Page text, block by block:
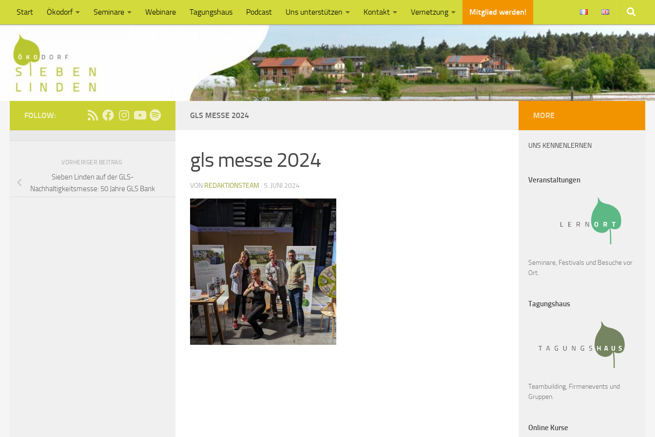
Unter dem Inhalt
Start Ökodorf Seminare Webinare Tagungshaus Podcast Uns unterstützen Kontakt Vernetzung Mitglied werden!
GLS MESSE 2024
gls messe 2024
VON REDAKTIONSTEAM · 5. JUNI 2024
FOLLOW:
VORHERIGER BEITRAG
Sieben Linden auf der GLS-
Nachhaltigkeitsmesse: 50 Jahre GLS Bank
MORE
UNS KENNENLERNEN
Veranstaltungen
Seminare, Festivals und Besuche vor
Ort.
Tagungshaus
Teambuilding, Firmenevents und
Gruppen.
Online Kurse